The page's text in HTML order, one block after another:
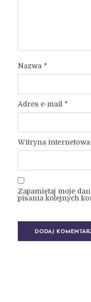
Nazwa *
Adres e-mail *
Witryna internetowa
Zapamiętaj moje
pisania kolejnych